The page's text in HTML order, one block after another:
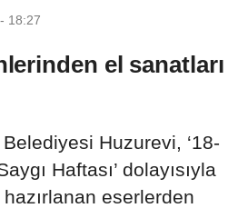
18:27
el sanatları
Huzurevi, ‘18-
Haftası’ dolayısıyla
eserlerden